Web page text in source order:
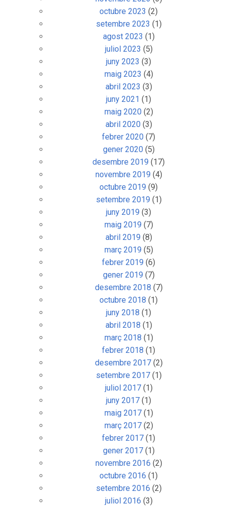
octubre 2023 (2)
setembre 2023 (1)
agost 2023 (1)
juliol 2023 (5)
juny 2023 (3)
maig 2023 (4)
abril 2023 (3)
juny 2021 (1)
maig 2020(2)
abril 2020(3)
febrer 2020 (7)
gener 2020(5)
desembre 2019 (17)
novembre 2019 (4)
octubre 2019 (9)
setembre 2019 (1)
juny 2019 (3)
maig 2019 (7)
abril 2019 (8)
març 2019 (5)
febrer 2019 (6)
gener 2019 (7)
desembre 2018 (7)
octubre 2018 (1)
juny 2018 (1)
abril 2018 (1)
març 2018 (1)
febrer 2018 (1)
desembre 2017(2)
setembre 2017(1)
juliol 2017(1)
juny 2017 (1)
maig 2017(1)
març 2017(2)
febrer 2017 (1)
gener 2017(1)
novembre 2016 (2)
octubre 2016 (1)
setembre 2016 (2)
juliol 2016 (3)